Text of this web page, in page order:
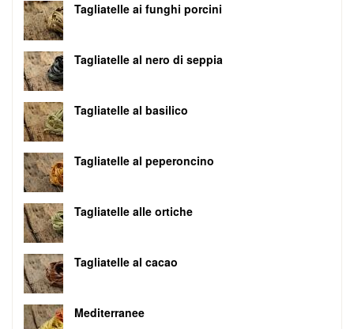
Tagliatelle ai funghi porcini
Tagliatelle al nero di seppia
Tagliatelle al basilico
Tagliatelle al peperoncino
Tagliatelle alle ortiche
Tagliatelle al cacao
Mediterranee